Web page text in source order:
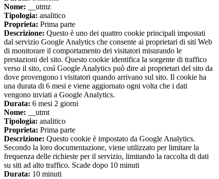
Nome: __utmz
Tipologia: analitico
Proprieta: Prima parte
Descrizione: Questo è uno dei quattro cookie principali impostati
dal servizio Google Analytics che consente ai proprietari di siti Web
di monitorare il comportamento dei visitatori misurando le
prestazioni del sito. Questo cookie identifica la sorgente di traffico
verso il sito, così Google Analytics può dire ai proprietari del sito da
dove provengono i visitatori quando arrivano sul sito. Il cookie ha
una durata di 6 mesi e viene aggiornato ogni volta che i dati
vengono inviati a Google Analytics.
Durata: 6 mesi 2 giorni
Nome: __utmt
Tipologia: analitico
Proprieta: Prima parte
Descrizione: Questo cookie è impostato da Google Analytics.
Secondo la loro documentazione, viene utilizzato per limitare la
frequenza delle richieste per il servizio, limitando la raccolta di dati
su siti ad alto traffico. Scade dopo 10 minuti
Durata: 10 minuti